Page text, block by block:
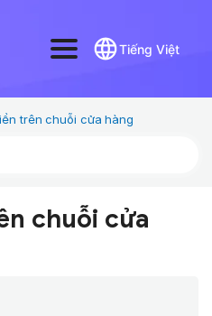
Tiếng Việt
trên chuỗi cửa hàng
chuỗi cửa